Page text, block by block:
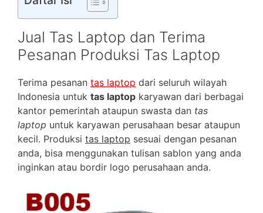
Jual Tas Laptop dan Terima
Pesanan Produksi Tas Laptop
Terima pesanan tas laptop dari seluruh wilayah
Indonesia untuk tas laptop karyawan dari berbagai
kantor pemerintah ataupun swasta dan tas
laptop untuk karyawan perusahaan besar ataupun
kecil. Produksi tas laptop sesuai dengan pesanan
anda, bisa menggunakan tulisan sablon yang anda
inginkan atau bordir logo perusahaan anda.